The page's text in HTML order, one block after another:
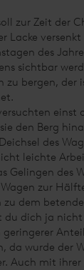
zur Zeit der
Lacke
des
sichtbar
zu bergen, der
einst
den Berg
des
leichte
Gelingen des
zur
dem
du dich ja
da wurde der
Auch mit